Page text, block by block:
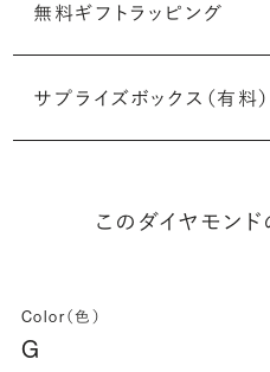
無料ギフトラッピング
サプライズボックス（有料）
このダイヤモン
Color（色）
G